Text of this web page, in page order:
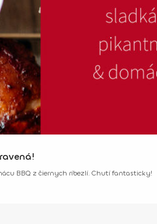
BBQ z čiernych ríbezlí. Chutí fantasticky!